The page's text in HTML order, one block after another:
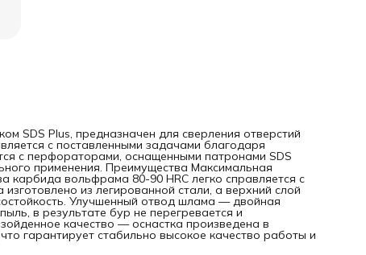
SDS Plus, предназначен для сверления отверстий
с поставленными задачами благодаря
с перфораторами, оснащенными патронами SDS
применения. Преимущества Максимальная
вольфрама 80-90 HRC легко справляется с
из легированной стали, а верхний слой
Улучшенный отвод шлама — двойная
в результате бур не перегревается и
качество — оснастка произведена в
гарантирует стабильно высокое качество работы и